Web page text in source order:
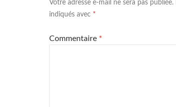
Votre adresse e-mail ne sera pas publiée.
indiqués avec *
Commentaire *